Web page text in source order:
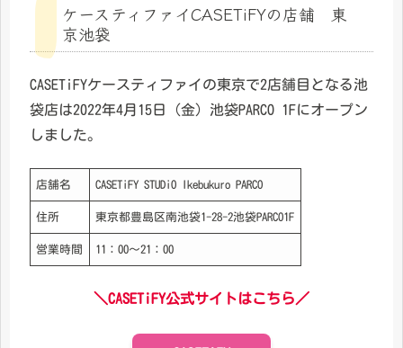
ケースティファイCASETiFYの店舗 東
京池袋
CASETiFYケースティファイの東京で2店舗目となる池
袋店は2022年4月15日（金）池袋PARCO 1Fにオープン
しました。
店舗名 CASETiFY STUDiO Ikebukuro PARCO
住所 東京都豊島区南池袋1-28-2池袋PARCO1F
営業時間 11：00〜21：00
＼CASETiFY公式サイトはこちら／